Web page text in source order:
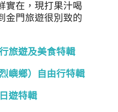
實在，現打果汁喝
金門旅遊很別致的
旅遊及美食特輯
嶼鄉）自由行特輯
遊特輯